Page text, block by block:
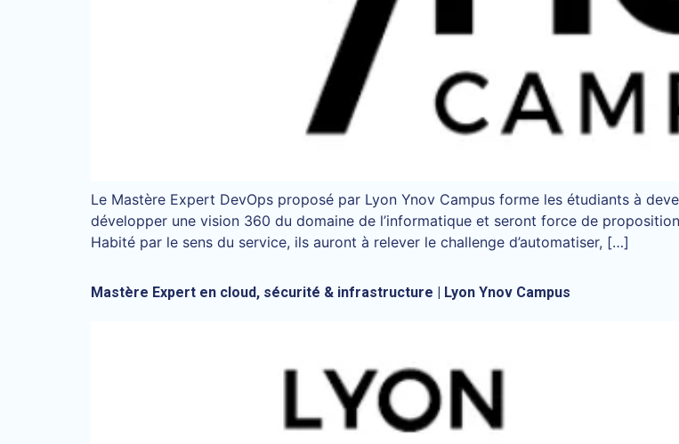
Le Mastère Expert DevOps proposé par Lyon Ynov Campus forme les étudiants à
développer une vision 360 du domaine de l’informatique et seront force de
Habité par le sens du service, ils auront à relever le challenge d’automatiser, […]
Mastère Expert en cloud, sécurité & infrastructure | Lyon Ynov Campus